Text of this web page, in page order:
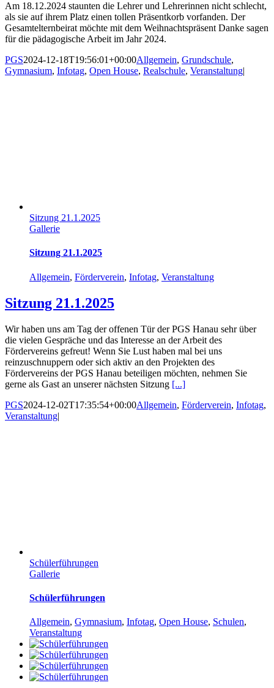
Am 18.12.2024 staunten die Lehrer und Lehrerinnen nicht schlecht,
als sie auf ihrem Platz einen tollen Präsentkorb vorfanden. Der
Gesamtelternbeirat möchte mit dem Weihnachtspräsent Danke sagen
für die pädagogische Arbeit im Jahr 2024.
PGS2024-12-18T19:56:01+00:00Allgemein, Grundschule,
Gymnasium, Infotag, Open House, Realschule, Veranstaltung|
Sitzung 21.1.2025
Gallerie
Sitzung 21.1.2025
Allgemein, Förderverein, Infotag, Veranstaltung
Sitzung 21.1.2025
Wir haben uns am Tag der offenen Tür der PGS Hanau sehr über
die vielen Gespräche und das Interesse an der Arbeit des
Fördervereins gefreut! Wenn Sie Lust haben mal bei uns
reinzuschnuppern oder sich aktiv an den Projekten des
Fördervereins der PGS Hanau beteiligen möchten, nehmen Sie
gerne als Gast an unserer nächsten Sitzung [...]
PGS2024-12-02T17:35:54+00:00Allgemein, Förderverein, Infotag,
Veranstaltung|
Schülerführungen
Gallerie
Schülerführungen
Allgemein, Gymnasium, Infotag, Open House, Schulen,
Veranstaltung